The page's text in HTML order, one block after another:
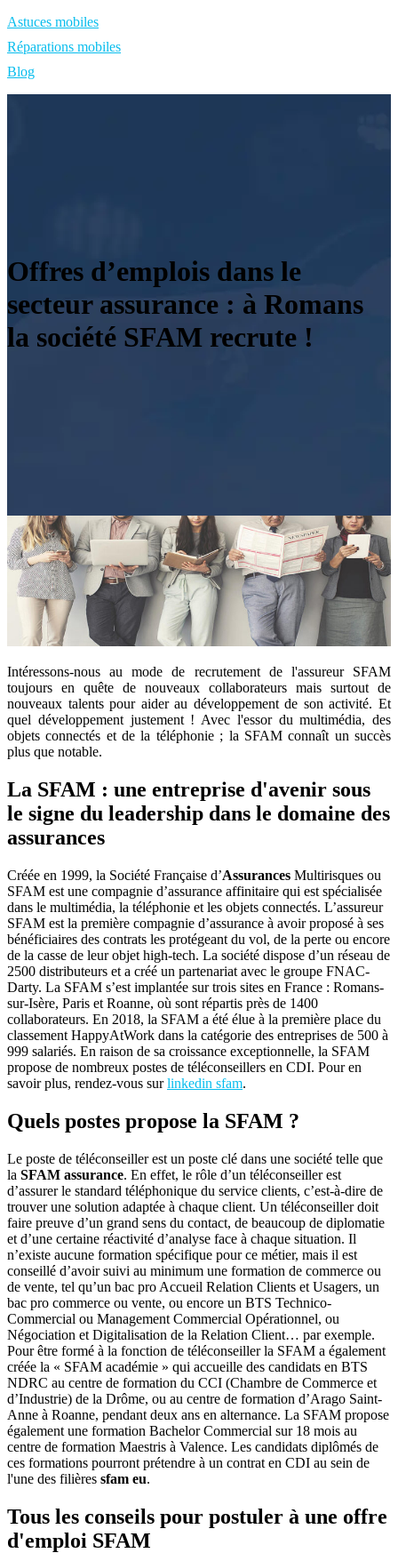
Astuces mobiles
Réparations mobiles
Blog
Offres d’emplois dans le
secteur assurance : à Romans
la société SFAM recrute !
Intéressons-nous au mode de recrutement de l'assureur SFAM
toujours en quête de nouveaux collaborateurs mais surtout de
nouveaux talents pour aider au développement de son activité. Et
quel développement justement ! Avec l'essor du multimédia, des
objets connectés et de la téléphonie ; la SFAM connaît un succès
plus que notable.
La SFAM : une entreprise d'avenir sous
le signe du leadership dans le domaine des
assurances
Créée en 1999, la Société Française d’Assurances Multirisques ou
SFAM est une compagnie d’assurance affinitaire qui est spécialisée
dans le multimédia, la téléphonie et les objets connectés. L’assureur
SFAM est la première compagnie d’assurance à avoir proposé à ses
bénéficiaires des contrats les protégeant du vol, de la perte ou encore
de la casse de leur objet high-tech. La société dispose d’un réseau de
2500 distributeurs et a créé un partenariat avec le groupe FNAC-
Darty. La SFAM s’est implantée sur trois sites en France : Romans-
sur-Isère, Paris et Roanne, où sont répartis près de 1400
collaborateurs. En 2018, la SFAM a été élue à la première place du
classement HappyAtWork dans la catégorie des entreprises de 500 à
999 salariés. En raison de sa croissance exceptionnelle, la SFAM
propose de nombreux postes de téléconseillers en CDI. Pour en
savoir plus, rendez-vous surlinkedin sfam.
Quels postes propose la SFAM ?
Le poste de téléconseiller est un poste clé dans une société telle que
la SFAM assurance. En effet, le rôle d’un téléconseiller est
d’assurer le standard téléphonique du service clients, c’est-à-dire de
trouver une solution adaptée à chaque client. Un téléconseiller doit
faire preuve d’un grand sens du contact, de beaucoup de diplomatie
et d’une certaine réactivité d’analyse face à chaque situation. Il
n’existe aucune formation spécifique pour ce métier, mais il est
conseillé d’avoir suivi au minimum une formation de commerce ou
de vente, tel qu’un bac pro Accueil Relation Clients et Usagers, un
bac pro commerce ou vente, ou encore un BTS Technico-
Commercial ou Management Commercial Opérationnel, ou
Négociation et Digitalisation de la Relation Client… par exemple.
Pour être formé à la fonction de téléconseiller la SFAM a également
créée la « SFAM académie » qui accueille des candidats en BTS
NDRC au centre de formation du CCI (Chambre de Commerce et
d’Industrie) de la Drôme, ou au centre de formation d’Arago Saint-
Anne à Roanne, pendant deux ans en alternance. La SFAM propose
également une formation Bachelor Commercial sur 18 mois au
centre de formation Maestris à Valence. Les candidats diplômés de
ces formations pourront prétendre à un contrat en CDI au sein de
l'une des filières sfam eu.
Tous les conseils pour postuler à une offre
d'emploi SFAM